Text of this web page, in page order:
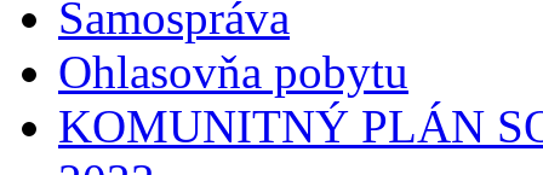
Samospráva
Ohlasovňa pobytu
KOMUNITNÝ PLÁN